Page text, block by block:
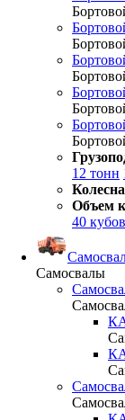
12 тонн
Объем
40 кубов
Самосвалы